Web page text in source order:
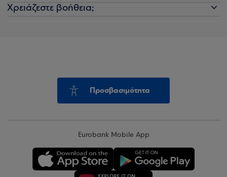
Χρειάζεστε βοήθεια;
Προσβασιμότητα
Eurobank Mobile App